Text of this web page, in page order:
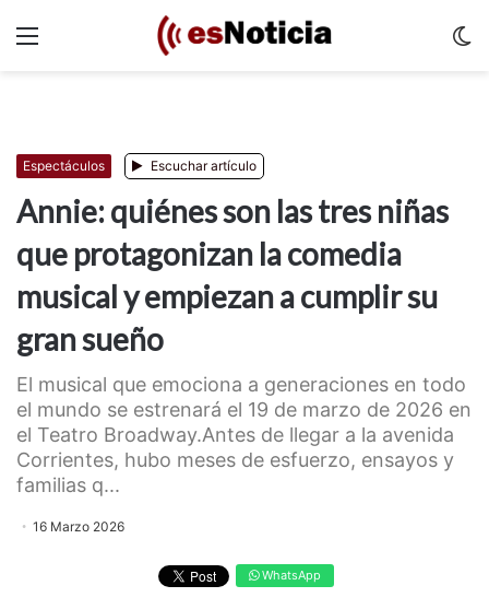
Espectáculos Escuchar artículo
Annie: quiénes son las tres niñas
que protagonizan la comedia
musical y empiezan a cumplir su
gran sueño
El musical que emociona a generaciones en todo
el mundo se estrenará el 19 de marzo de 2026 en
el Teatro Broadway.Antes de llegar a la avenida
Corrientes, hubo meses de esfuerzo, ensayos y
familias q...
16 Marzo 2026
WhatsApp